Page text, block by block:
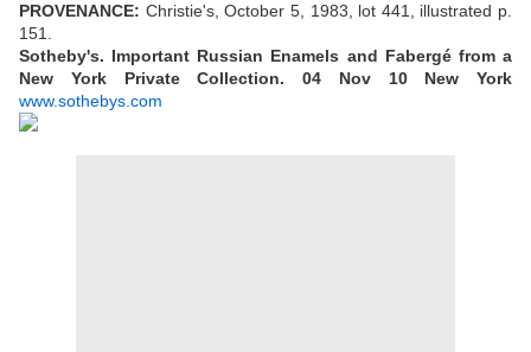
PROVENANCE: Christie's, October 5, 1983, lot 441, illustrated p.
151.
Sotheby's. Important Russian Enamels and Fabergé from a
New York Private Collection. 04 Nov 10 New York
www.sothebys.com